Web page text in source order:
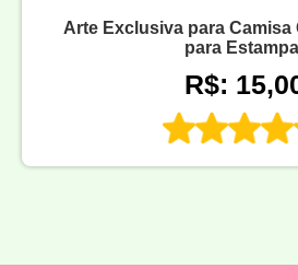
Arte Exclusiva para Camisa
para
R$: